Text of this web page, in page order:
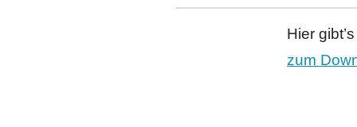
Hier
zum